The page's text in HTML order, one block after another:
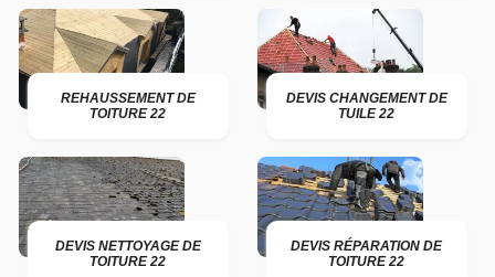
REHAUSSEMENT DE
TOITURE 22
DEVIS CHANGEMENT DE
TUILE 22
DEVIS NETTOYAGE DE
TOITURE 22
DEVIS RÉPARATION DE
TOITURE 22